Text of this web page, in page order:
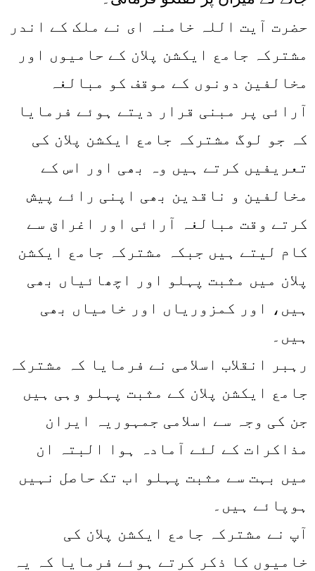
حضرت آیت اللہ خامنہ ای نے ملک کے اندر
مشترکہ جامع ایکشن پلان کے حامیوں اور
مخالفین دونوں کے موقف کو مبالغہ
آرائی پر مبنی قرار دیتے ہوئے فرمایا
کہ جو لوگ مشترکہ جامع ایکشن پلان کی
تعریفیں کرتے ہیں وہ بھی اور اس کے
مخالفین و ناقدین بھی اپنی رائے پیش
کرتے وقت مبالغہ آرائی اور اغراق سے
کام لیتے ہیں جبکہ مشترکہ جامع ایکشن
پلان میں مثبت پہلو اور اچھائیاں بھی
ہیں، اور کمزوریاں اور خامیاں بھی
ہیں۔
رہبر انقلاب اسلامی نے فرمایا کہ مشترکہ
جامع ایکشن پلان کے مثبت پہلو وہی ہیں
جن کی وجہ سے اسلامی جمہوریہ ایران
مذاکرات کے لئے آمادہ ہوا البتہ ان
میں بہت سے مثبت پہلو اب تک حاصل نہیں
ہوپائے ہیں۔
آپ نے مشترکہ جامع ایکشن پلان کی
خامیوں کا ذکر کرتے ہوئے فرمایا کہ یہ